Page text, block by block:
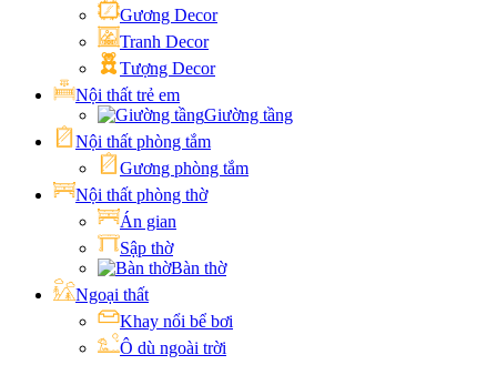
Gương Decor
Tranh Decor
Tượng Decor
Nội thất trẻ em
Giường tầng
Nội thất phòng tắm
Gương phòng tắm
Nội thất phòng thờ
Án gian
Sập thờ
Bàn thờ
Ngoại thất
Khay nổi bể bơi
Ô dù ngoài trời